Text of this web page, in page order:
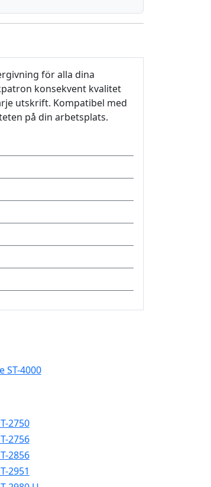
för alla dina
konsekvent kvalitet
utskrift. Kompatibel med
på din arbetsplats.
ST-4000
2750
2756
2856
2951